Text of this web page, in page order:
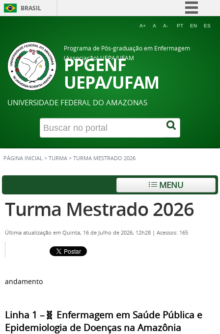
BRASIL
Simplifique!
Legislação
Canais
A+ A A- PT EN ES
Programa de Pós-graduação em Enfermagem
(Associação) UEPA/UFAM
PPGENF
UEPA/UFAM
UNIVERSIDADE FEDERAL DO AMAZONAS
PÁGINA INICIAL > TURMA > TURMA MESTRADO 2026
MENU
Turma Mestrado 2026
Última atualização em Quinta, 16 de Julho de 2026, 12h28 | Acessos: 165
andamento
Linha 1 –🧬 Enfermagem em Saúde Pública e
Epidemiologia de Doenças na Amazônia